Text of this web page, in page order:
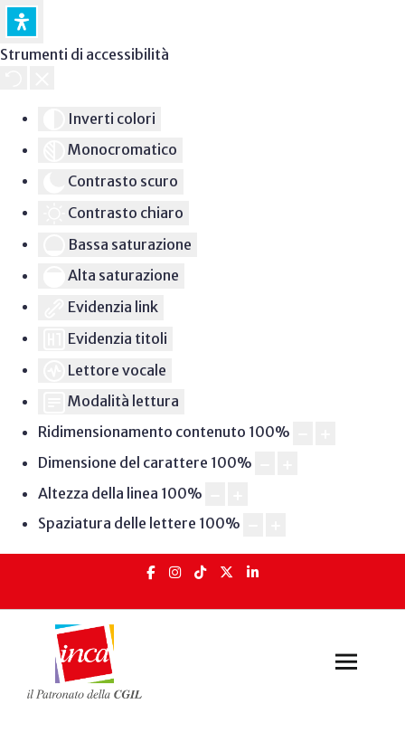
Strumenti di accessibilità
Inverti colori
Monocromatico
Contrasto scuro
Contrasto chiaro
Bassa saturazione
Alta saturazione
Evidenzia link
Evidenzia titoli
Lettore vocale
Modalità lettura
Ridimensionamento contenuto 100%
Dimensione del carattere 100%
Altezza della linea 100%
Spaziatura delle lettere 100%